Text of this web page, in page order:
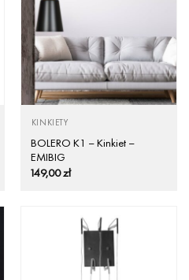
KINKIETY
BOLERO K1 – Kinkiet –
EMIBIG
149,00zł